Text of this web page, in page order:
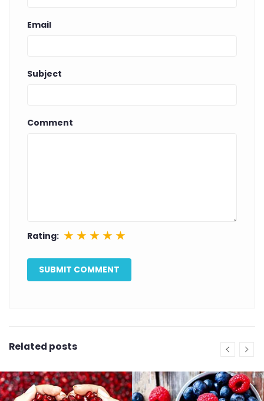
Email
Subject
Comment
Rating: ★ ★ ★ ★ ★
Related posts